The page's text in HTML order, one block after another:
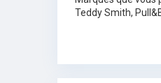
Teddy Smith,